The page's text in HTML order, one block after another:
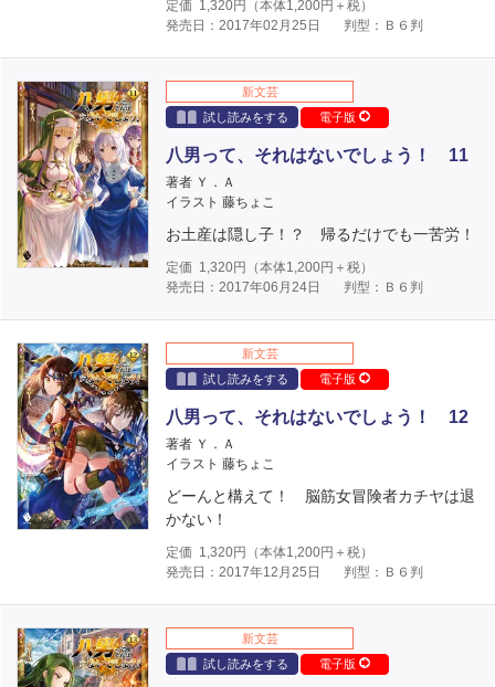
定価 1,320円（本体1,200円＋税）
発売日：2017年02月25日
判型：Ｂ６判
新文芸
試し読みをする
電子版
八男って、それはないでしょう！ 11
著者 Ｙ．Ａ
イラスト 藤ちょこ
お土産は隠し子！？ 帰るだけでも一苦労！
定価 1,320円（本体1,200円＋税）
発売日：2017年06月24日
判型：Ｂ６判
新文芸
試し読みをする
電子版
八男って、それはないでしょう！ 12
著者 Ｙ．Ａ
イラスト 藤ちょこ
どーんと構えて！ 脳筋女冒険者カチヤは退
かない！
定価 1,320円（本体1,200円＋税）
発売日：2017年12月25日
判型：Ｂ６判
新文芸
試し読みをする
電子版